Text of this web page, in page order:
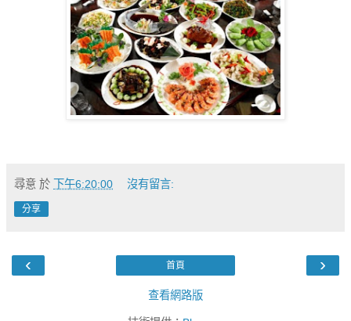
尋意 於 下午6:20:00 沒有留言:
分享
‹ ›
首頁
查看網路版